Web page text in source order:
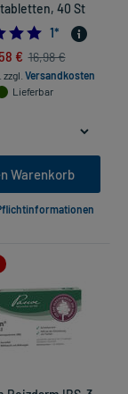
40 St
5.0
1*
€ 16,98 €
zzgl. Versandkosten
Lieferbar
Warenkorb